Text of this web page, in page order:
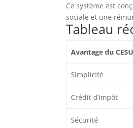
Ce système est
sociale et une
Tableau
Avantage du CESU
Simplicité
Crédit d’impôt
Sécurité